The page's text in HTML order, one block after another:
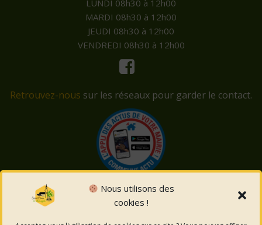
Nous utilisons des
cookies !
LUNDI 08h30 à 12h00
MARDI 08h30 à 12h00
JEUDI 08h30 à 12h00
VENDREDI 08h30 à 12h00
Retrouvez-nous sur les réseaux pour garder le contact.
© 2026 Saint-Côme-et-Maruéjols. Un service proposé